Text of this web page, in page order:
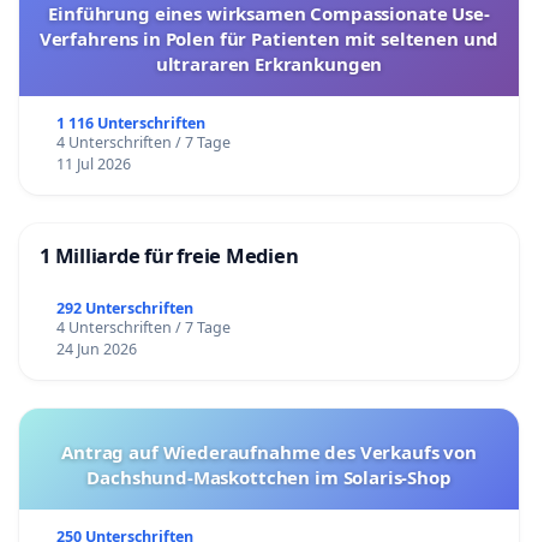
Einführung eines wirksamen Compassionate Use-
Verfahrens in Polen für Patienten mit seltenen und
ultrararen Erkrankungen
1 116 Unterschriften
4 Unterschriften / 7 Tage
11 Jul 2026
1 Milliarde für freie Medien
292 Unterschriften
4 Unterschriften / 7 Tage
24 Jun 2026
Antrag auf Wiederaufnahme des Verkaufs von
Dachshund-Maskottchen im Solaris-Shop
250 Unterschriften